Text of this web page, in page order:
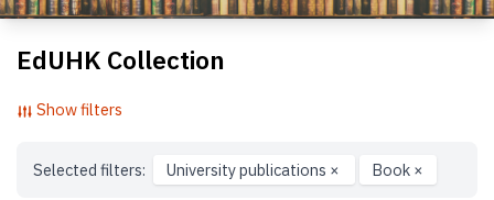
EdUHK Collection
Show filters
Selected filters: University publications × Book ×